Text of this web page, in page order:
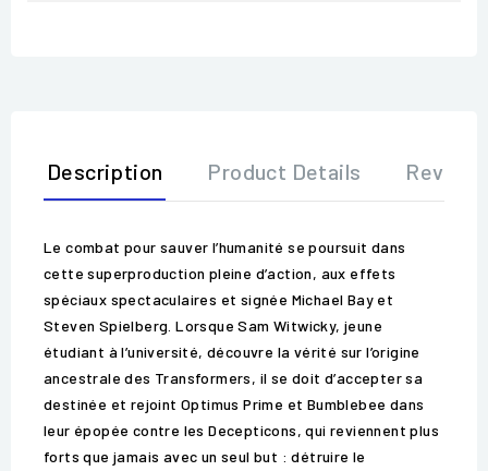
Description Product Details
Le combat pour sauver l’humanité se poursuit dans
cette superproduction pleine d’action, aux effets
spéciaux spectaculaires et signée Michael Bay et
Steven Spielberg. Lorsque Sam Witwicky, jeune
étudiant à l’université, découvre la vérité sur l’origine
ancestrale des Transformers, il se doit d’accepter sa
destinée et rejoint Optimus Prime et Bumblebee dans
leur épopée contre les Decepticons, qui reviennent plus
forts que jamais avec un seul but : détruire le